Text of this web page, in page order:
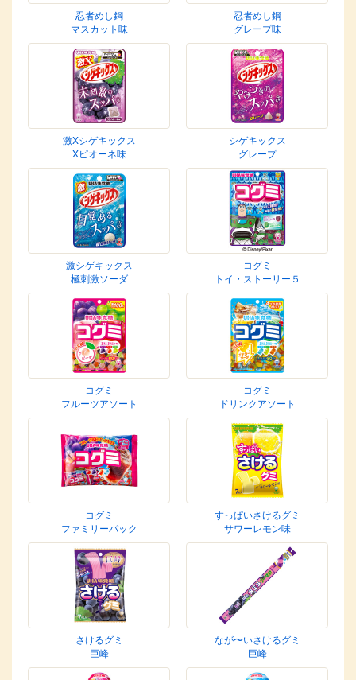
忍者めし鋼
マスカット味
忍者めし鋼
グレープ味
激Xシゲキックス
Xピオーネ味
シゲキックス
グレープ
激シゲキックス
極刺激ソーダ
コグミ
トイ・ストーリー５
コグミ
フルーツアソート
コグミ
ドリンクアソート
コグミ
ファミリーパック
すっぱいさけるグミ
サワーレモン味
さけるグミ
巨峰
なが〜いさけるグミ
巨峰